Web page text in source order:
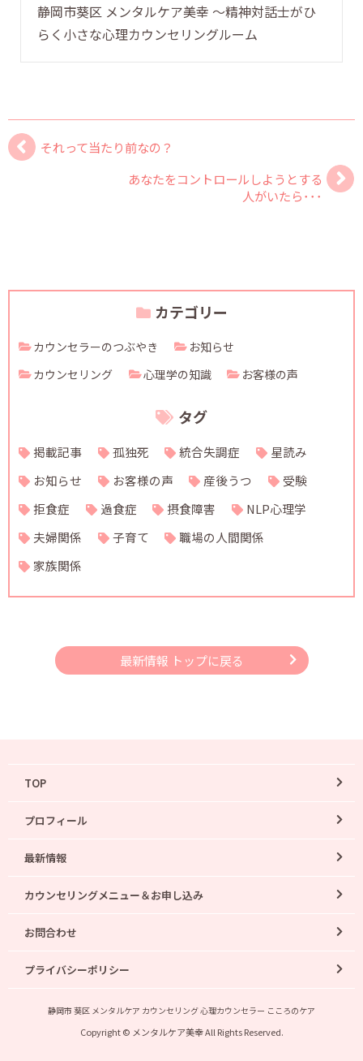
静岡市葵区 メンタルケア美幸 〜精神対話士がひ
らく小さな心理カウンセリングルーム
それって当たり前なの？
あなたをコントロールしようとする
人がいたら･･･
カテゴリー
カウンセラーのつぶやき
お知らせ
カウンセリング
心理学の知識 お客様の声
タグ
掲載記事 孤独死 統合失調症
星読み
お知らせ
お客様の声 産後うつ
受験
拒食症
過食症 摂食障害
NLP心理学
夫婦関係
子育て
職場の人間関係
家族関係
最新情報 トップに戻る
TOP
プロフィール
最新情報
カウンセリングメニュー＆お申し込み
お問合わせ
プライバシーポリシー
静岡市 葵区 メンタルケア カウンセリング 心理カウンセラー こころのケア
Copyright © メンタルケア美幸 All Rights Reserved.